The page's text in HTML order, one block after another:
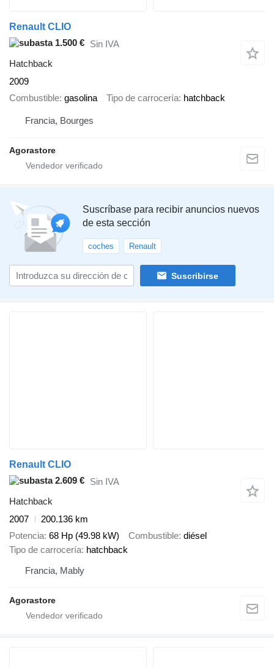
Renault CLIO
1.500 € Sin IVA
Hatchback
2009
Combustible gasolina Tipo de carrocería hatchback
Francia, Bourges
Agorastore
Suscríbase para recibir anuncios nuevos
de esta sección
coches Renault
Suscribirse
Renault CLIO
2.609 € Sin IVA
Hatchback
2007
200.136 km
Potencia 68 Hp (49.98 kW) Combustible diésel
Tipo de carrocería hatchback
Francia, Mably
Agorastore